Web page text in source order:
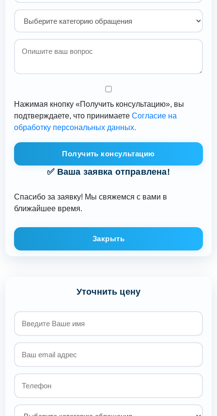
Нажимая кнопку «Получить консультацию», вы
подтверждаете, что принимаетеСогласие на
обработку персональных данных.
Получить консультацию
✅ Ваша заявка отправлена!
Спасибо за заявку! Мы свяжемся с вами в
ближайшее время.
Закрыть
Уточнить цену